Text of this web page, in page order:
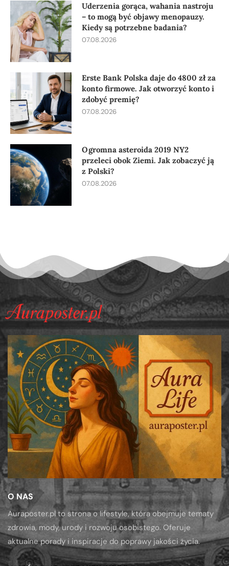
Uderzenia gorąca, wahania nastroju
– to mogą być objawy menopauzy.
Kiedy są potrzebne badania?
07.08.2026
Erste Bank Polska daje do 4800 zł za
konto firmowe. Jak otworzyć konto i
zdobyć premię?
07.08.2026
Ogromna asteroida 2019 NY2
przeleci obok Ziemi. Jak zobaczyć ją
z Polski?
07.08.2026
O NAS
Auraposter.pl to strona o lifestyle, która obejmuje tematy
zdrowia, mody, urody i rozwoju osobistego. Oferuje
aktualne porady i inspiracje do poprawy jakości życia.